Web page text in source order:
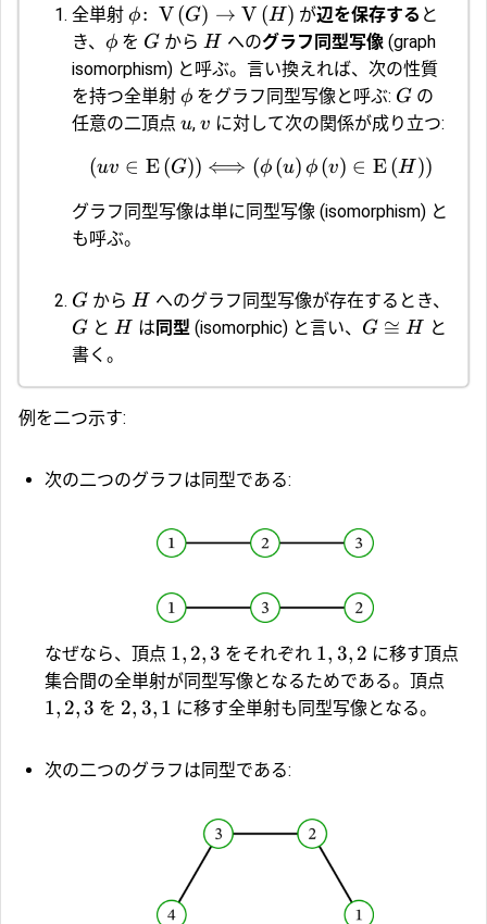
全単射 ϕ: V(G) → V (H) が辺を保存する と
き、 ϕ を G から H へのグラフ同型写像(graph
isomorphism) と呼ぶ。言い換えれば、次の性質
を持つ全単射 ϕ をグラフ同型写像と呼ぶ: G の
任意の二頂点 u, v に対して次の関係が成り立つ:
(uv ∈ E(G)) ⟺ (ϕ (u) ϕ (v) ∈ E(H ))
グラフ同型写像は単に同型写像 (isomorphism) と
も呼ぶ。
G から H へのグラフ同型写像が存在するとき、
G と H は 同型 (isomorphic) と言い、 G ≅ H と
書く。
例を二つ示す:
次の二つのグラフは同型である:
なぜなら、頂点 1, 2, 3 をそれぞれ 1, 3, 2 に移す頂点
集合間の全単射が同型写像となるためである。頂点
1, 2, 3 を 2, 3, 1 に移す全単射も同型写像となる。
次の二つのグラフは同型である: